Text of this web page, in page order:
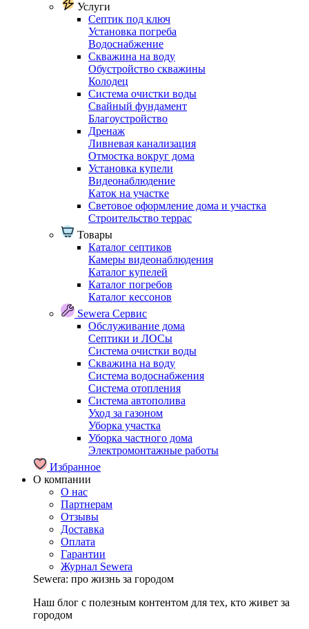
Услуги
Септик под ключ
Установка погреба
Водоснабжение
Скважина на воду
Обустройство скважины
Колодец
Система очистки воды
Свайный фундамент
Благоустройство
Дренаж
Ливневая канализация
Отмостка вокруг дома
Установка купели
Видеонаблюдение
Каток на участке
Световое оформление дома и участка
Строительство террас
Товары
Каталог септиков
Камеры видеонаблюдения
Каталог купелей
Каталог погребов
Каталог кессонов
Sewera Сервис
Обслуживание дома
Септики и ЛОСы
Система очистки воды
Скважина на воду
Система водоснабжения
Система отопления
Система автополива
Уход за газоном
Уборка участка
Уборка частного дома
Электромонтажные работы
Избранное
О компании
О нас
Партнерам
Отзывы
Доставка
Оплата
Гарантии
Журнал Sewera
Sewera: про жизнь за городом
Наш блог c полезным контентом для тех, кто живет за
городом